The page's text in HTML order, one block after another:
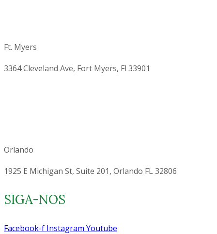
Ft. Myers
3364 Cleveland Ave, Fort Myers, Fl 33901
Orlando
1925 E Michigan St, Suite 201, Orlando FL 32806
SIGA-NOS
Facebook-f Instagram Youtube